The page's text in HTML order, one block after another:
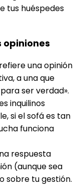
tus huéspedes
opiniones
una opinión
a una que
ser verdad».
inquilinos
si el sofá es tan
funciona
respuesta
(aunque sea
sobre tu gestión.